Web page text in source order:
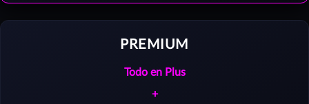
PREMIUM
Todo en Plus
+